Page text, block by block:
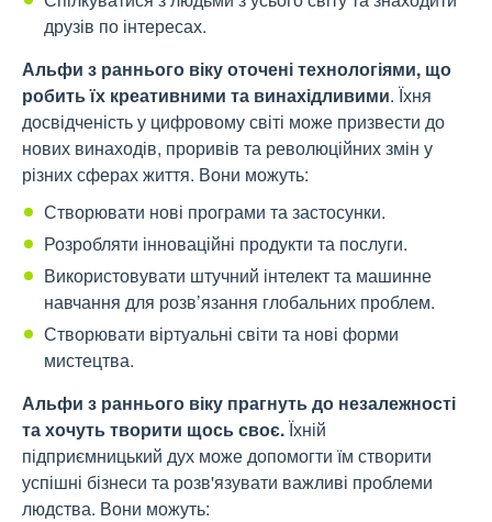
друзів по інтересах.
Альфи з раннього віку оточені технологіями, що
робить їх креативними та винахідливими. Їхня
досвідченість у цифровому світі може призвести до
нових винаходів, проривів та революційних змін у
різних сферах життя. Вони можуть:
Створювати нові програми та застосунки.
Розробляти інноваційні продукти та послуги.
Використовувати штучний інтелект та машинне
навчання для розв’язання глобальних проблем.
Створювати віртуальні світи та нові форми
мистецтва.
Альфи з раннього віку прагнуть до незалежності
та хочуть творити щось своє.Їхній
підприємницький дух може допомогти їм створити
успішні бізнеси та розв'язувати важливі проблеми
людства. Вони можуть: